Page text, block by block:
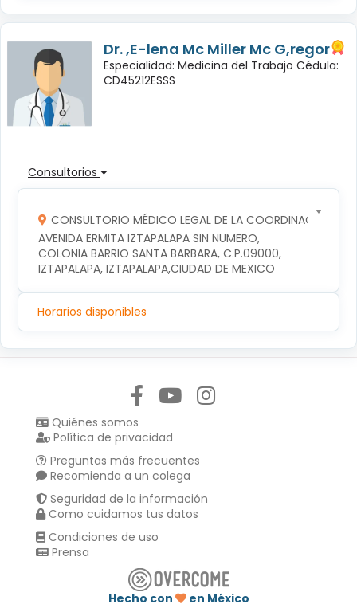
Dr. ,E-lena Mc Miller Mc G,regor
Especialidad: Medicina del Trabajo Cédula:
CD45212ESSS
Consultorios
CONSULTORIO MÉDICO LEGAL DE LA COORDINACION
AVENIDA ERMITA IZTAPALAPA SIN NUMERO,
COLONIA BARRIO SANTA BARBARA, C.P.09000,
IZTAPALAPA, IZTAPALAPA,CIUDAD DE MEXICO
Horarios disponibles
Quiénes somos
Política de privacidad
Preguntas más frecuentes
Recomienda a un colega
Seguridad de la información
Como cuidamos tus datos
Condiciones de uso
Prensa
Hecho con en México